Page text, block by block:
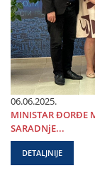
06.06.2025.
MINISTAR ĐORĐE
SARADNjE...
DETALJNIJE